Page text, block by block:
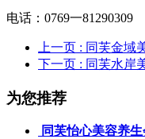
电话：0769一81290309
上一页 : 同芙金域
下一页 : 同芙水岸
为您推荐
同芙怡心美容养